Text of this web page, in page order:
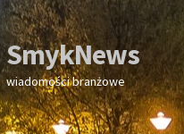
Przejdź
do
nawigacji
Przejdź
do
treści
SmykNews
wiadomości branżowe